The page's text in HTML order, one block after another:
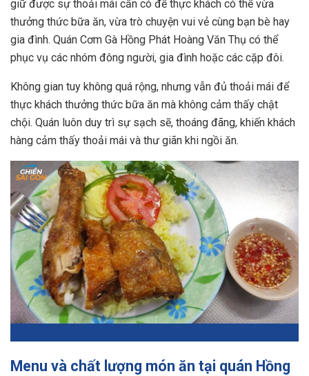
giữ được sự thoải mái cần có để thực khách có thể vừa
thưởng thức bữa ăn, vừa trò chuyện vui vẻ cùng bạn bè hay
gia đình. Quán Cơm Gà Hồng Phát Hoàng Văn Thụ có thể
phục vụ các nhóm đông người, gia đình hoặc các cặp đôi.
Không gian tuy không quá rộng, nhưng vẫn đủ thoải mái để
thực khách thưởng thức bữa ăn mà không cảm thấy chật
chội. Quán luôn duy trì sự sạch sẽ, thoáng đãng, khiến khách
hàng cảm thấy thoải mái và thư giãn khi ngồi ăn.
Menu và chất lượng món ăn tại quán Hồng